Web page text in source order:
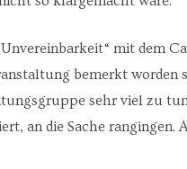
mit dem
bemerkt
sehr viel zu
an die Sache rangingen.